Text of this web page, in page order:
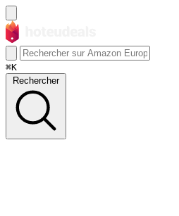
⌘K
Rechercher